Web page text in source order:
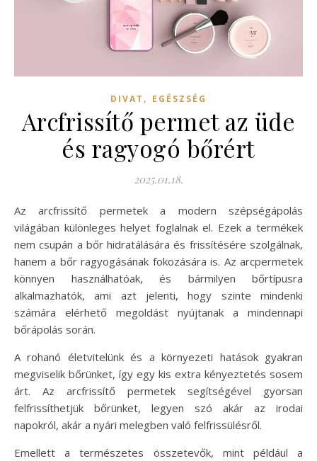
DIVAT , EGÉSZSÉG
Arcfrissítő permet az üde
és ragyogó bőrért
2025.01.18.
Az arcfrissítő permetek a modern szépségápolás
világában különleges helyet foglalnak el. Ezek a termékek
nem csupán a bőr hidratálására és frissítésére szolgálnak,
hanem a bőr ragyogásának fokozására is. Az arcpermetek
könnyen használhatóak, és bármilyen bőrtípusra
alkalmazhatók, ami azt jelenti, hogy szinte mindenki
számára elérhető megoldást nyújtanak a mindennapi
bőrápolás során.
A rohanó életvitelünk és a környezeti hatások gyakran
megviselik bőrünket, így egy kis extra kényeztetés sosem
árt. Az arcfrissítő permetek segítségével gyorsan
felfrissíthetjük bőrünket, legyen szó akár az irodai
napokról, akár a nyári melegben való felfrissülésről.
Emellett a természetes összetevők, mint például a